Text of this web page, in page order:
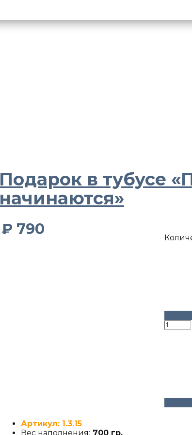
Подарок в тубусе
начинаются»
₽ 790
Артикул: 1.3.15
Вес наполнения: 700 гр.